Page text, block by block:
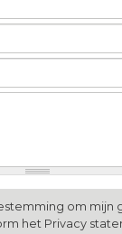
om mijn
het Privacy